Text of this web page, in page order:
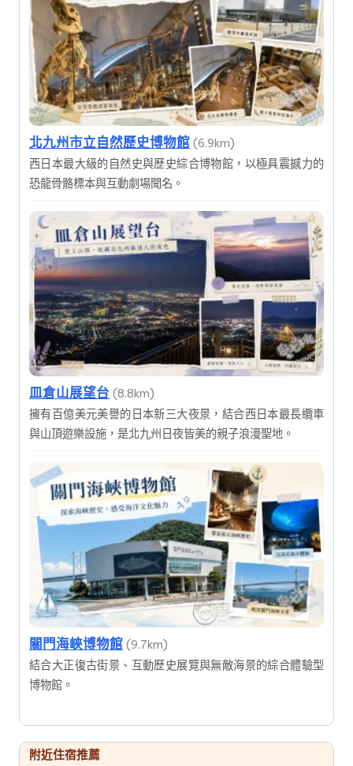
北九州市立自然歷史博物館 (6.9km)
西日本最大級的自然史與歷史綜合博物館，以極具震撼力的
恐龍骨骼標本與互動劇場聞名。
皿倉山展望台 (8.8km)
擁有百億美元美譽的日本新三大夜景，結合西日本最長纜車
與山頂遊樂設施，是北九州日夜皆美的親子浪漫聖地。
關門海峽博物館 (9.7km)
結合大正復古街景、互動歷史展覽與無敵海景的綜合體驗型
博物館。
附近住宿推薦